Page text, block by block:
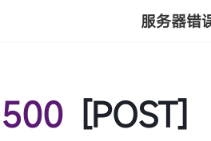
服务器错
500 [POST]